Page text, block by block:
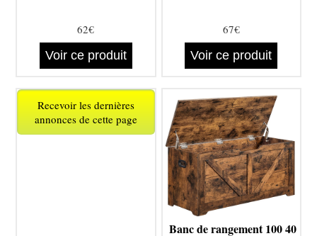
62€
Voir ce produit
67€
Voir ce produit
Recevoir les dernières
annonces de cette page
Banc de rangement 100 40